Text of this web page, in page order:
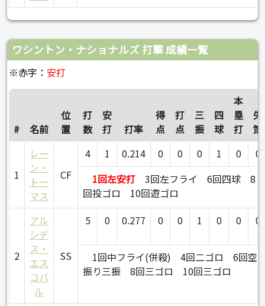
ワシントン・ナショナルズ 打撃 成績一覧
※赤字：安打
# 名前
位
置
打
数
安
打
打率
得
点
打
点
三
振
四
球
本
塁
打
失
策
1
レー
ン・
トー
マス
CF
4 1 0.214 0 0 0 1 0
0
1回左安打
3回左フライ 6回四球
8
回投ゴロ
10回遊ゴロ
2
アル
シデ
ス・
エス
コバ
ル
SS
5 0 0.277 0 0 1 0 0 0
1回中フライ(併殺) 4回二ゴロ
6回空
振り三振
8回三ゴロ 10回三ゴロ